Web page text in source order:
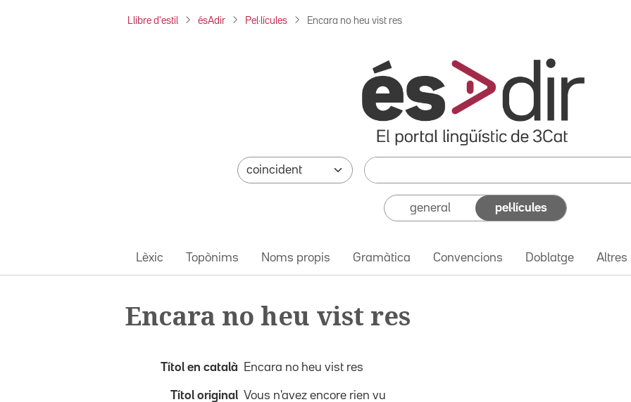
Llibre d'estil ésAdir Pel·lícules Encara no heu vist res
general pel·lícules
Lèxic Topònims Noms propis Gramàtica Convencions Doblatge Altres
Encara no heu vist res
Títol en català Encara no heu vist res
Títol original Vous n'avez encore rien vu